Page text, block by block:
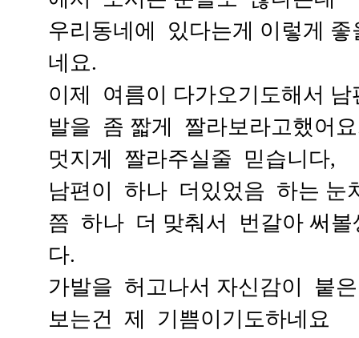
우리동네에 있다는게 이렇게 좋
네요.
이제 여름이 다가오기도해서
발을 좀 짧게 짤라보라고했어
멋지게 짤라주실줄 믿습니다,
남편이 하나 더있었음 하는 눈
쯤 하나 더 맞춰서 번갈아 써볼
다.
가발을 허고나서 자신감이 붙
보는건 제 기쁨이기도하네요